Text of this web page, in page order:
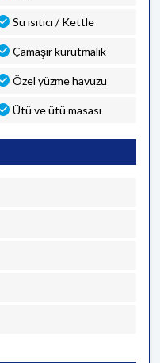
Su ısıtıcı / Kettle
Çamaşır kurutmalık
Özel yüzme havuzu
Ütü ve ütü masası